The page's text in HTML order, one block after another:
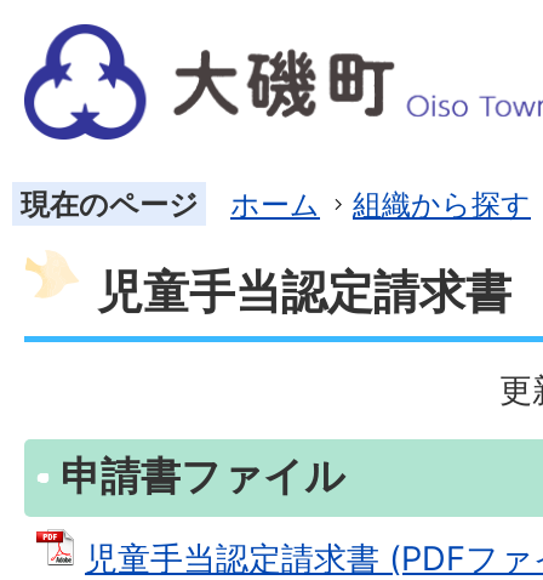
現在のページ ホーム 組織から探す
児童手当認定請求書
更
申請書ファイル
児童手当認定請求書 (PDFフ